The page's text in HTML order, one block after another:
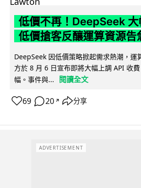
低價不再！DeepSeek 大
低價搶客反釀運算資源告
DeepSeek 因低價策略掀起需求熱潮，運
方於 8 月 6 日宣布即將大幅上調 API 收
幅。事件與...
閱讀全文
69 20 ↗ 分享
ADVERTISEMENT